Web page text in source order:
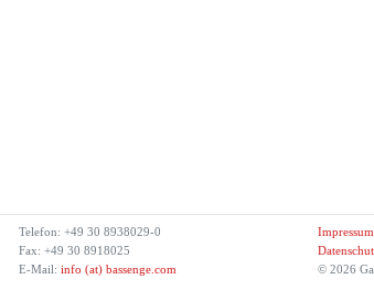
Telefon: +49 30 8938029-0
Fax: +49 30 8918025
E-Mail: info (at) bassenge.com
Impressum
© 2026